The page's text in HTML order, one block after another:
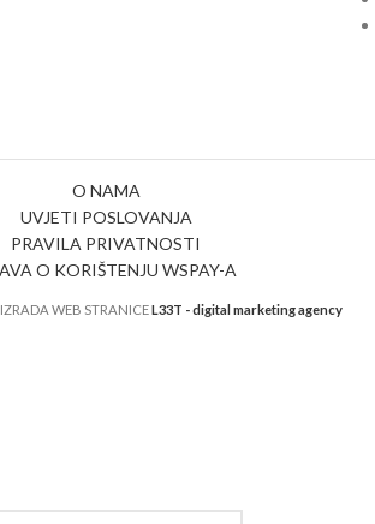
O NAMA
UVJETI POSLOVANJA
PRAVILA PRIVATNOSTI
O KORIŠTENJU WSPAY-A
WEB STRANICEL33T - digital marketing agency